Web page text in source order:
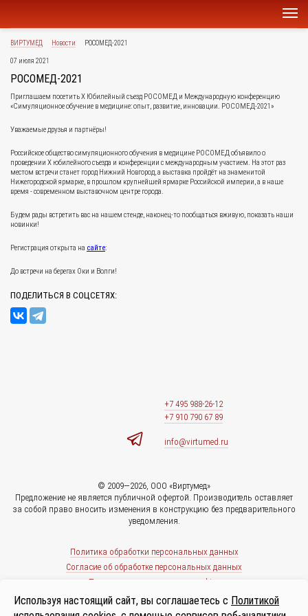
ВИРТУМЕД Новости РОСОМЕД-2021
07 июля 2021
РОСОМЕД-2021
Приглашаем посетить X Юбилейный съезд РОСОМЕД и Международную конференцию
«Симуляционное обучение в медицине: опыт, развитие, инновации. РОСОМЕД-2021»
Уважаемые друзья и партнёры!
Российское общество симуляционного обучения в медицине РОСОМЕД объявило о
проведении X юбилейного съезда и конференции с международным участием. На этот раз
местом встречи станет город Нижний Новгород, а выставка пройдёт на знаменитой
Нижегородской ярмарке, в прошлом крупнейшей ярмарке Российской империи, а в наше
время - современном выставочном центре города.
Будем рады встретить вас на нашем стенде, наконец-то пообщаться вживую, показать наши
новинки!
Регистрация открыта на сайте:
До встречи на берегах Оки и Волги!
ПОДЕЛИТЬСЯ В СОЦСЕТЯХ:
+7 495 988-26-12
+7 910 790 67 89
info@virtumed.ru
© 2009—2026, ООО «Виртумед»
Предложение не является публичной офертой. Производитель оставляет
за собой право вносить изменения в конструкцию без предварительного
уведомления.
Политика обработки персональных данных
Согласие об обработке персональных данных
Политика использования cookies
Используя настоящий сайт, вы соглашаетесь с Политикой